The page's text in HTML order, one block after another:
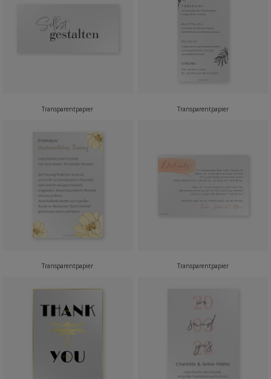
Transparentpapier Transparentpapier
Transparentpapier Transparentpapier